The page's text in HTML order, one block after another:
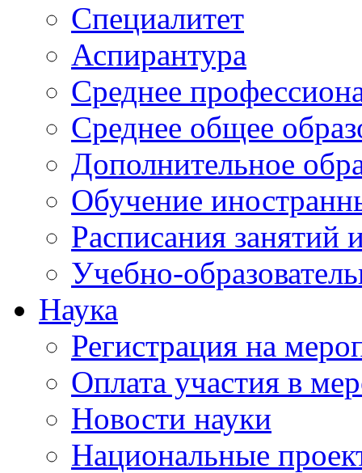
Специалитет
Аспирантура
Среднее
Среднее общее
Дополнительное
Обучение
Расписания занятий
Учебно-
Наука
Регистрация на
Оплата участия в
Новости науки
Национальные